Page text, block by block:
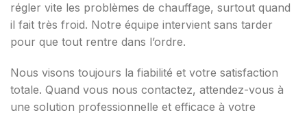
régler vite les problèmes de chauffage, surtout quand
il fait très froid. Notre équipe intervient sans tarder
pour que tout rentre dans l’ordre.
Nous visons toujours la fiabilité et votre satisfaction
totale. Quand vous nous contactez, attendez-vous à
une solution professionnelle et efficace à votre